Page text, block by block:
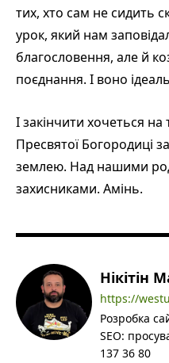
тих, хто сам не сидить
урок, який нам
благословення, але й
поєднання. І воно
І закінчити хочеться
Пресвятої Богородиці
землею. Над нашими
захисниками. Амінь.
Нікітін
https://
Розробка
SEO:
137 36 80